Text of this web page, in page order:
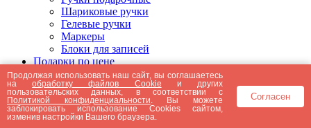
Шариковые ручки
Гелевые ручки
Маркеры
Блоки для записей
Подарки по цене
Подарки от 5000 рублей
Подарки до 5000 рублей
Подарки до 3000 рублей
Подарки до 2000 рублей
Подарки до 1000 рублей
Продолжая использовать наш сайт, вы соглашаетесь
наобработку файлов Cookie и других
пользовательских данных, в соответствии с
Политикой конфиденциальности . Вы можете
заблокировать использование Cookies сайтом,
изменив настройки Вашего браузера.
Согласен